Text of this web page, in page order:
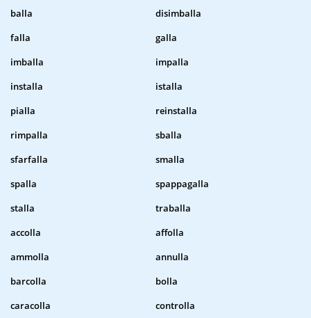
balla
disimballa
falla
galla
imballa
impalla
installa
istalla
pialla
reinstalla
rimpalla
sballa
sfarfalla
smalla
spalla
spappagalla
stalla
traballa
accolla
affolla
ammolla
annulla
barcolla
bolla
caracolla
controlla